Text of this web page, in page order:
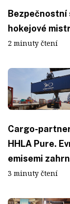
hokejové
2 minuty čtení
Cargo-
HHLA Pure.
emisemi
3 minuty čtení